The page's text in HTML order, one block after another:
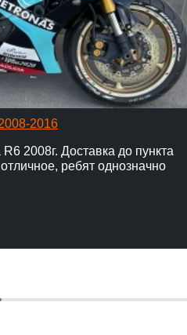
2016
2008г. Доставка до пункта
ребят однозначно